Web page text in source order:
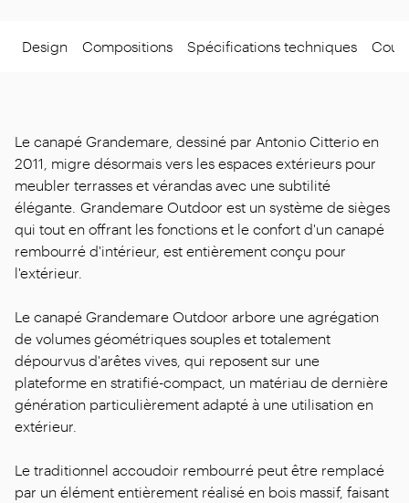
Design Compositions Spécifications techniques
Le canapé Grandemare, dessiné par Antonio Citterio en
2011, migre désormais vers les espaces extérieurs pour
meubler terrasses et vérandas avec une subtilité
élégante. Grandemare Outdoor est un système de sièges
qui tout en offrant les fonctions et le confort d'un canapé
rembourré d'intérieur, est entièrement conçu pour
l'extérieur.
Le canapé Grandemare Outdoor arbore une agrégation
de volumes géométriques souples et totalement
dépourvus d'arêtes vives, qui reposent sur une
plateforme en stratifié-compact, un matériau de dernière
génération particulièrement adapté à une utilisation en
extérieur.
Le traditionnel accoudoir rembourré peut être remplacé
par un élément entièrement réalisé en bois massif, faisant